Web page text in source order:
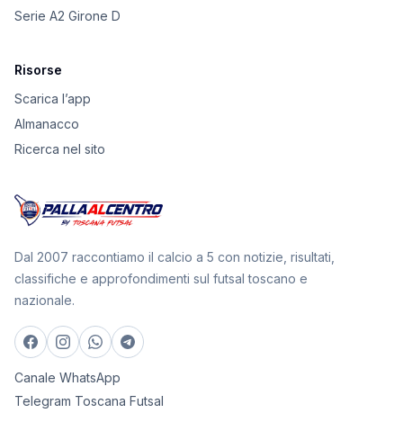
Serie A2 Girone D
Risorse
Scarica l’app
Almanacco
Ricerca nel sito
Dal 2007 raccontiamo il calcio a 5 con notizie, risultati,
classifiche e approfondimenti sul futsal toscano e
nazionale.
Canale WhatsApp
Telegram Toscana Futsal